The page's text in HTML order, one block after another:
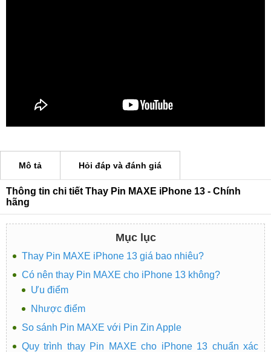
Mô tả Hỏi đáp và đánh giá
Thông tin chi tiết Thay Pin MAXE iPhone 13 - Chính
hãng
Mục lục
Thay Pin MAXE iPhone 13 giá bao nhiêu?
Có nên thay Pin MAXE cho iPhone 13 không?
Ưu điểm
Nhược điểm
So sánh Pin MAXE với Pin Zin Apple
Quy trình thay Pin MAXE cho iPhone 13 chuẩn xác